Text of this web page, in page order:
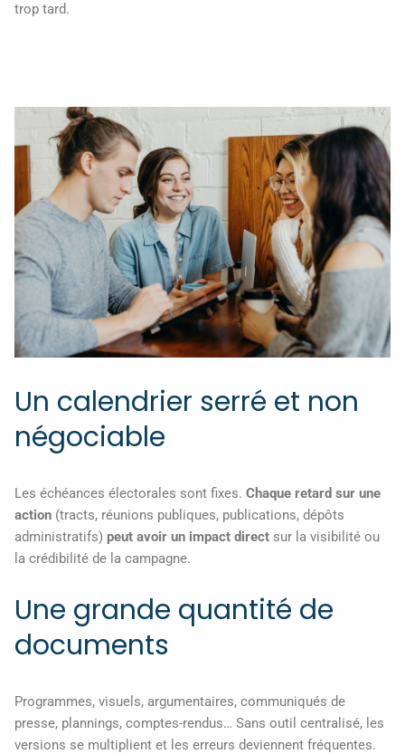
trop tard.
Un calendrier serré et non
négociable
Les échéances électorales sont fixes. Chaque retard sur une
action (tracts, réunions publiques, publications, dépôts
administratifs) peut avoir un impact direct sur la visibilité ou
la crédibilité de la campagne.
Une grande quantité de
documents
Programmes, visuels, argumentaires, communiqués de
presse, plannings, comptes-rendus… Sans outil centralisé, les
versions se multiplient et les erreurs deviennent fréquentes.